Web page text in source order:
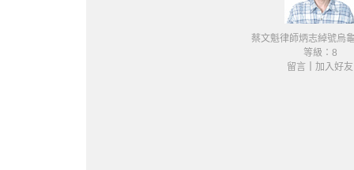
蔡文魁律師炳志綽號烏
等級：8
留言
加入好友